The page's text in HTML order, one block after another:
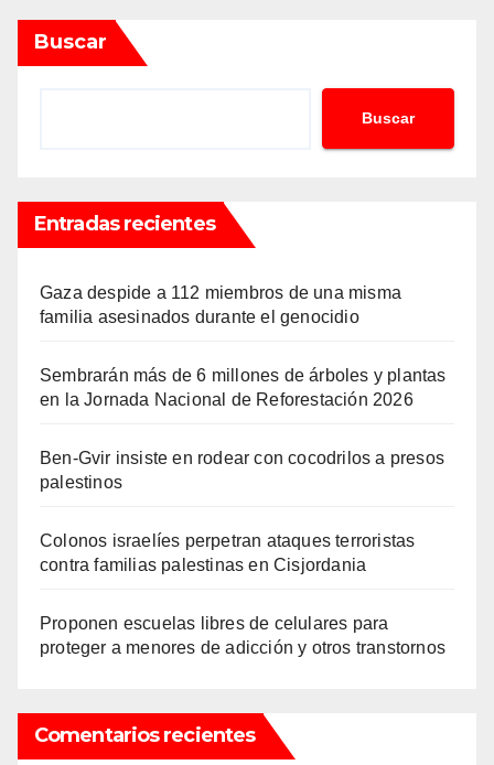
Buscar
Buscar
Entradas recientes
Gaza despide a 112 miembros de una misma
familia asesinados durante el genocidio
Sembrarán más de 6 millones de árboles y plantas
en la Jornada Nacional de Reforestación 2026
Ben-Gvir insiste en rodear con cocodrilos a presos
palestinos
Colonos israelíes perpetran ataques terroristas
contra familias palestinas en Cisjordania
Proponen escuelas libres de celulares para
proteger a menores de adicción y otros transtornos
Comentarios recientes